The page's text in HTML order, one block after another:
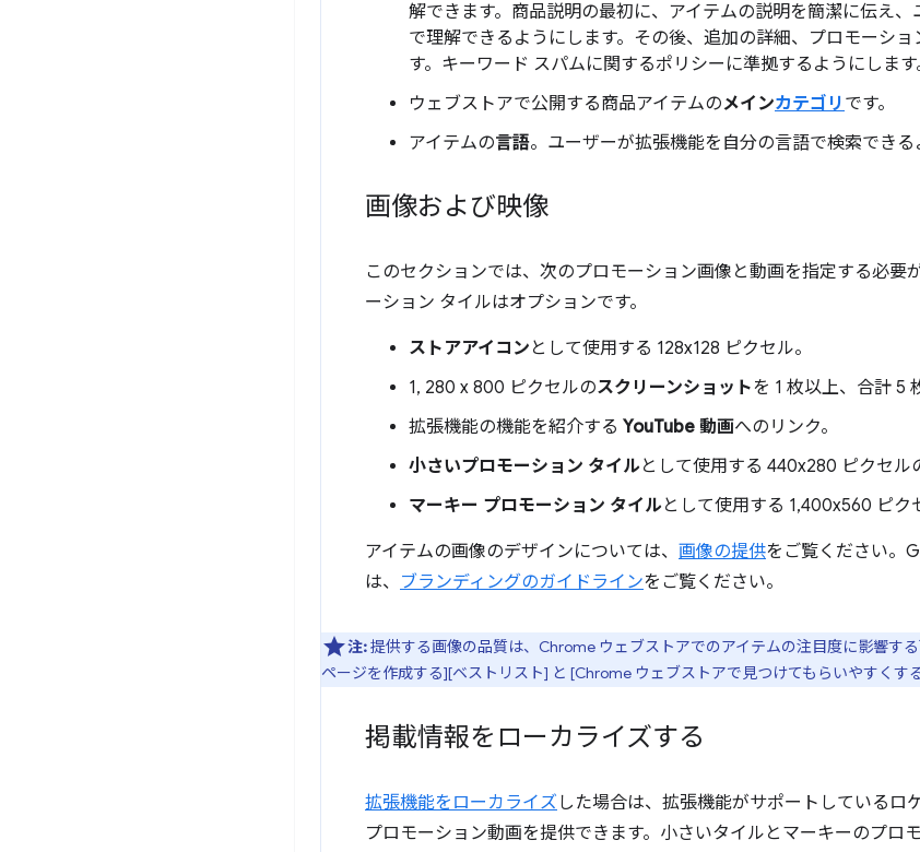
解できます。商品説明の最初に、アイテムの説明を簡潔に伝え
で理解できるようにします。その後、追加の詳細、プロモーシ
す。キーワード スパムに関するポリシーに準拠するようにします
ウェブストアで公開する商品アイテムのメインカテゴリ です。
アイテムの言語。ユーザーが拡張機能を自分の言語で検索できる
画像および映像
このセクションでは、次のプロモーション画像と動画を指定する必要
ーション タイルはオプションです。
ストアアイコン として使用する 128x128 ピクセル。
1, 280 x 800 ピクセルのスクリーンショットを 1 枚以上、合計 5
拡張機能の機能を紹介する YouTube 動画へのリンク。
小さいプロモーション タイル として使用する 440x280 ピクセル
マーキー プロモーション タイル として使用する 1,400x560 ピク
アイテムの画像のデザインについては、 画像の提供をご覧ください。
は、 ブランディングのガイドラインをご覧ください。
注:提供する画像の品質は、Chrome ウェブストアでのアイテムの注目度に影響す
ページを作成する][ベストリスト] と [Chrome ウェブストアで見つけてもらいやすくす
掲載情報をローカライズする
拡張機能をローカライズ した場合は、拡張機能がサポートしているロ
プロモーション動画を提供できます。小さいタイルとマーキーのプロ